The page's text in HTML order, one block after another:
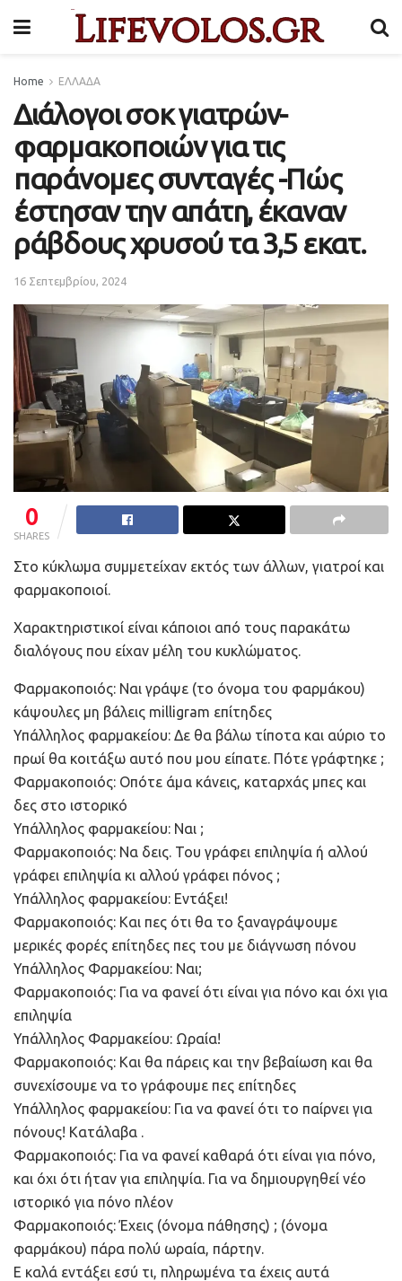
Home ΕΛΛΑΔΑ
Διάλογοι σοκ γιατρών-
φαρμακοποιών για τις
παράνομες συνταγές -Πώς
έστησαν την απάτη, έκαναν
ράβδους χρυσού τα 3,5 εκατ.
16 Σεπτεμβρίου, 2024
0
SHARES
Στο κύκλωμα συμμετείχαν εκτός των άλλων, γιατροί και
φαρμακοποιοί.
Χαρακτηριστικοί είναι κάποιοι από τους παρακάτω
διαλόγους που είχαν μέλη του κυκλώματος.
Φαρμακοποιός: Ναι γράψε (το όνομα του φαρμάκου)
κάψουλες μη βάλεις milligram επίτηδες
Υπάλληλος φαρμακείου: Δε θα βάλω τίποτα και αύριο το
πρωί θα κοιτάξω αυτό που μου είπατε. Πότε γράφτηκε ;
Φαρμακοποιός: Οπότε άμα κάνεις, καταρχάς μπες και
δες στο ιστορικό
Υπάλληλος φαρμακείου: Ναι ;
Φαρμακοποιός: Να δεις. Του γράφει επιληψία ή αλλού
γράφει επιληψία κι αλλού γράφει πόνος ;
Υπάλληλος φαρμακείου: Εντάξει!
Φαρμακοποιός: Και πες ότι θα το ξαναγράψουμε
μερικές φορές επίτηδες πες του με διάγνωση πόνου
Υπάλληλος Φαρμακείου: Ναι;
Φαρμακοποιός: Για να φανεί ότι είναι για πόνο και όχι για
επιληψία
Υπάλληλος Φαρμακείου: Ωραία!
Φαρμακοποιός: Και θα πάρεις και την βεβαίωση και θα
συνεχίσουμε να το γράφουμε πες επίτηδες
Υπάλληλος φαρμακείου: Για να φανεί ότι το παίρνει για
πόνους! Κατάλαβα .
Φαρμακοποιός: Για να φανεί καθαρά ότι είναι για πόνο,
και όχι ότι ήταν για επιληψία. Για να δημιουργηθεί νέο
ιστορικό για πόνο πλέον
Φαρμακοποιός: Έχεις (όνομα πάθησης) ; (όνομα
φαρμάκου) πάρα πολύ ωραία, πάρτην.
Ε καλά εντάξει εσύ τι, πληρωμένα τα έχεις αυτά